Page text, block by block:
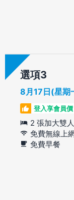
選項
8月17日(星期
登入享會員價
2 張加大雙
免費無線上
免費早餐